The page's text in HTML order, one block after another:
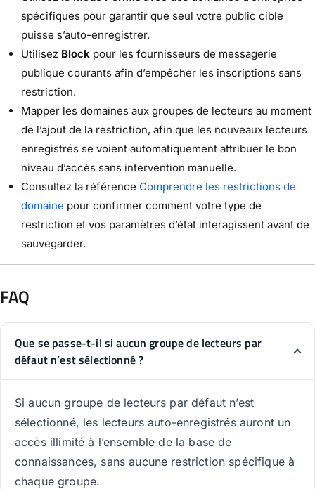
spécifiques pour garantir que seul votre public cible
puisse s’auto-enregistrer.
Utilisez Block pour les fournisseurs de messagerie
publique courants afin d’empêcher les inscriptions sans
restriction.
Mapper les domaines aux groupes de lecteurs au moment
de l’ajout de la restriction, afin que les nouveaux lecteurs
enregistrés se voient automatiquement attribuer le bon
niveau d’accès sans intervention manuelle.
Consultez la référence Comprendre les restrictions de
domaine pour confirmer comment votre type de
restriction et vos paramètres d’état interagissent avant de
sauvegarder.
FAQ
Que se passe-t-il si aucun groupe de lecteurs par
défaut n’est sélectionné ?
Si aucun groupe de lecteurs par défaut n’est
sélectionné, les lecteurs auto-enregistrés auront un
accès illimité à l’ensemble de la base de
connaissances, sans aucune restriction spécifique à
chaque groupe.